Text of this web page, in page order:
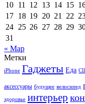
10 11 12 13 14 15
17 18 19 20 21 22
24 25 26 27 28 29
31
« Мар
Метки
iPhone Гаджеты Еда
аксессуары будущее велосипед
здоровье интерьер